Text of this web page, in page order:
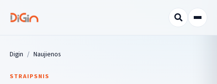
Digin Naujienos
STRAIPSNIS